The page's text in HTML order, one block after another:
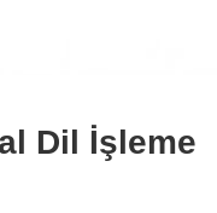
Dil İşleme